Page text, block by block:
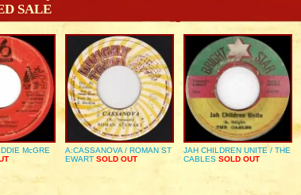
SALE
McGRE
A:CASSANOVA / ROMAN ST
EWART SOLD OUT
JAH CHILDREN UNITE / THE
CABLES SOLD OUT